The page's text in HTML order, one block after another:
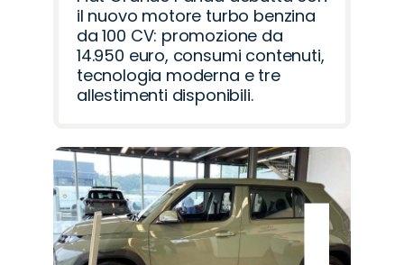
il nuovo motore turbo benzina
da 100 CV: promozione da
14.950 euro, consumi contenuti,
tecnologia moderna e tre
allestimenti disponibili.